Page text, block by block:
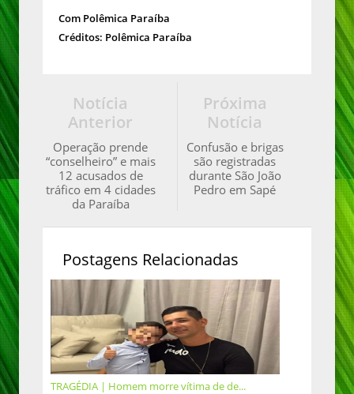
Com Polêmica Paraíba
Créditos: Polêmica Paraíba
Próxima
Notícia
Confusão e brigas
são registradas
durante São João
Pedro em Sapé
Notícia
Anterior
Operação prende
“conselheiro” e mais
12 acusados de
tráfico em 4 cidades
da Paraíba
Postagens Relacionadas
TRAGÉDIA | Homem morre vítima de de...